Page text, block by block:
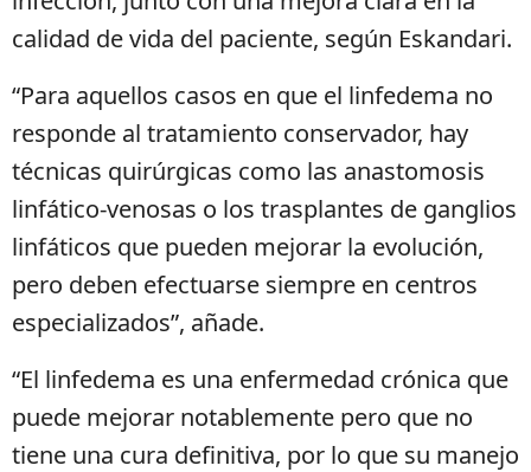
calidad de vida del paciente, según Eskandari.
“Para aquellos casos en que el linfedema no
responde al tratamiento conservador, hay
técnicas quirúrgicas como las anastomosis
linfático-venosas o los trasplantes de ganglios
linfáticos que pueden mejorar la evolución,
pero deben efectuarse siempre en centros
especializados”, añade.
“El linfedema es una enfermedad crónica que
puede mejorar notablemente pero que no
tiene una cura definitiva, por lo que su manejo